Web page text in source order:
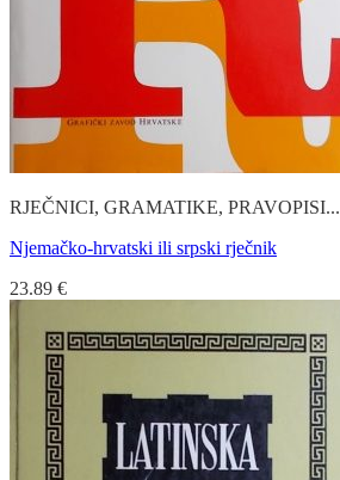
RJEČNICI, GRAMATIKE, PRAVOPISI...
Njemačko-hrvatski ili srpski rječnik
23.89 €